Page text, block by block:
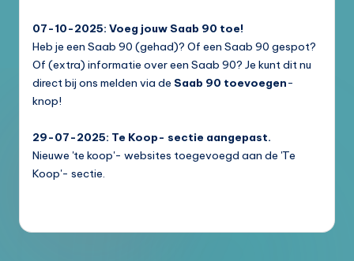
07-10-2025: Voeg jouw Saab 90 toe!
Heb je een Saab 90 (gehad)? Of een Saab 90 gespot?
Of (extra) informatie over een Saab 90? Je kunt dit nu
direct bij ons melden via de Saab 90 toevoegen-
knop!
29-07-2025: Te Koop- sectie aangepast.
Nieuwe 'te koop'- websites toegevoegd aan de 'Te
Koop'- sectie.